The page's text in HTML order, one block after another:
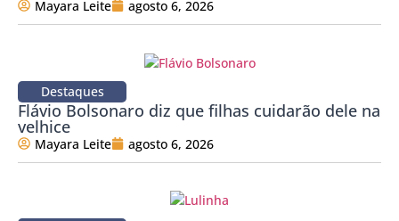
Mayara Leite agosto 6, 2026
Destaques
Flávio Bolsonaro diz que filhas cuidarão dele na
velhice
Mayara Leite agosto 6, 2026